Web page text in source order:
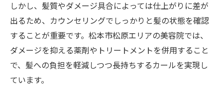
マ理由
エリアで注目されるデジタルパーマの特徴
口コミで分かるデジタルパーマ満足ポイン
ト
デジタルパーマと通常パーマの違いを比較
しかし、髪質やダメージ具合によっては仕上がりに差が
出るため、カウンセリングでしっかりと髪の状態を確認
することが重要です。松本市松原エリアの美容院では、
ダメージを抑える薬剤やトリートメントを併用すること
で、髪への負担を軽減しつつ長持ちするカールを実現し
ています。